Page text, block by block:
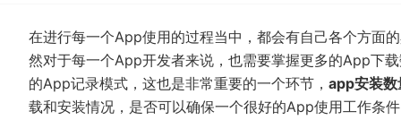
在进行每一个App使用的过程当中，都会有自己各个方面
然对于每一个App开发者来说，也需要掌握更多的App下
的App记录模式，这也是非常重要的一个环节， app安装数
载和安装情况，是否可以确保一个很好的App使用工作条